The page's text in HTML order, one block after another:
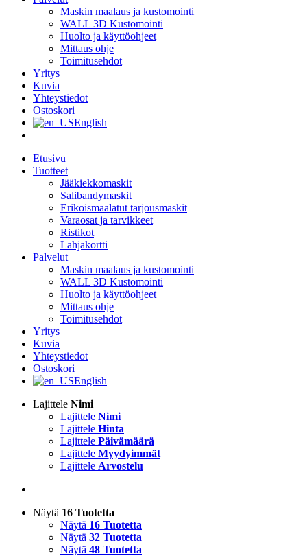
Maskin maalaus ja kustomointi
WALL 3D Kustomointi
Huolto ja käyttöohjeet
Mittaus ohje
Toimitusehdot
Yritys
Kuvia
Yhteystiedot
Ostoskori
English
Etusivu
Tuotteet
Jääkiekkomaskit
Salibandymaskit
Erikoismaalatut tarjousmaskit
Varaosat ja tarvikkeet
Ristikot
Lahjakortti
Palvelut
Maskin maalaus ja kustomointi
WALL 3D Kustomointi
Huolto ja käyttöohjeet
Mittaus ohje
Toimitusehdot
Yritys
Kuvia
Yhteystiedot
Ostoskori
English
Lajittele Nimi
Lajittele Nimi
Lajittele Hinta
Lajittele Päivämäärä
Lajittele Myydyimmät
Lajittele Arvostelu
Näytä 16 Tuotetta
Näytä 16 Tuotetta
Näytä 32 Tuotetta
Näytä 48 Tuotetta